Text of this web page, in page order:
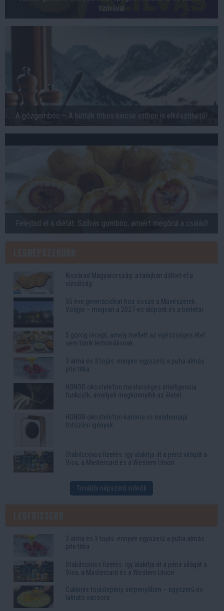
szilvával
A gőzgombóc – A hütték titkos kincse otthon is elkészíthető!
Felejtsd el a diétát: Szilvás gombóc, amiért megőrül a család!
Kiszárad Magyarország: a talajban dőlhet el a
vízválság
35 éve generációkat hoz össze a Művészetek
Völgye – megvan a 2027-es időpont és a bérletár
5 görög recept, amely mellett az egészséges étel
sem tűnik lemondásnak
3 alma és 3 tojás: ennyire egyszerű a puha almás
pite titka
HONOR okostelefon mesterséges intelligencia
funkciók, amelyek megkönnyítik az életet
HONOR okostelefon-kamera vs mindennapi
fotózási igények
Stabilcoinos fizetés: így alakítja át a pénz világát a
Visa, a Mastercard és a Western Union
További népszerű videók
3 alma és 3 tojás: ennyire egyszerű a puha almás
pite titka
Stabilcoinos fizetés: így alakítja át a pénz világát a
Visa, a Mastercard és a Western Union
Cukkinis tojáslepény serpenyőben – egyszerű és
laktató vacsora